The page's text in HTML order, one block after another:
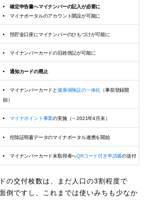
確定申告書へマイナンバーの記入が必要に
マイナポータルのアカウント開設が可能に
預貯金口座にマイナンバーのひもづけが可能に
マイナンバーカードの旧姓併記が可能に
通知カードの廃止
マイナンバーカードと健康保険証の一体化 （事前登録開
始）
マイナポイント事業の実施（～2021年4月末）
控除証明書データのマイナポータル連携を開始
マイナンバーカード未取得者へQRコード付き申請書の送付
の交付枚数は、まだ人口の3割程度で
倒ですし、これまでは使いみちも少なか